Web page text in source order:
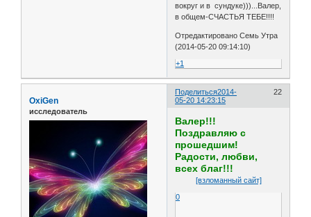
вокруг и в сундуке)))...Валер,
в общем-СЧАСТЬЯ ТЕБЕ!!!!
Отредактировано Семь Утра
(2014-05-20 09:14:10)
+1
Поделиться 22
2014-
05-20 14:23:15
OxiGen
исследователь
Валер!!!
Поздравляю с
прошедшим!
Радости, любви,
всех благ!!!
[взломанный сайт]
0